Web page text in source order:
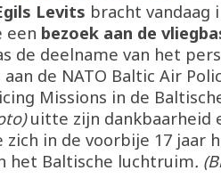
Levits bracht vandaag
een bezoek aan de
de deelname van het
de NATO Baltic Air
Missions in de
uitte zijn dankbaarheid
in de voorbije 17 jaar
het Baltische luchtruim.